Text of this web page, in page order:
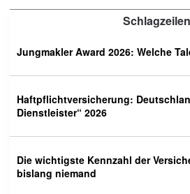
Schlagzeilen
Jungmakler Award 2026: Welche
Haftpflichtversicherung:
Dienstleister“ 2026
Die wichtigste Kennzahl der
bislang niemand